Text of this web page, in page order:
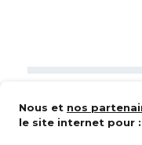
Nous et nos
le site internet pour :